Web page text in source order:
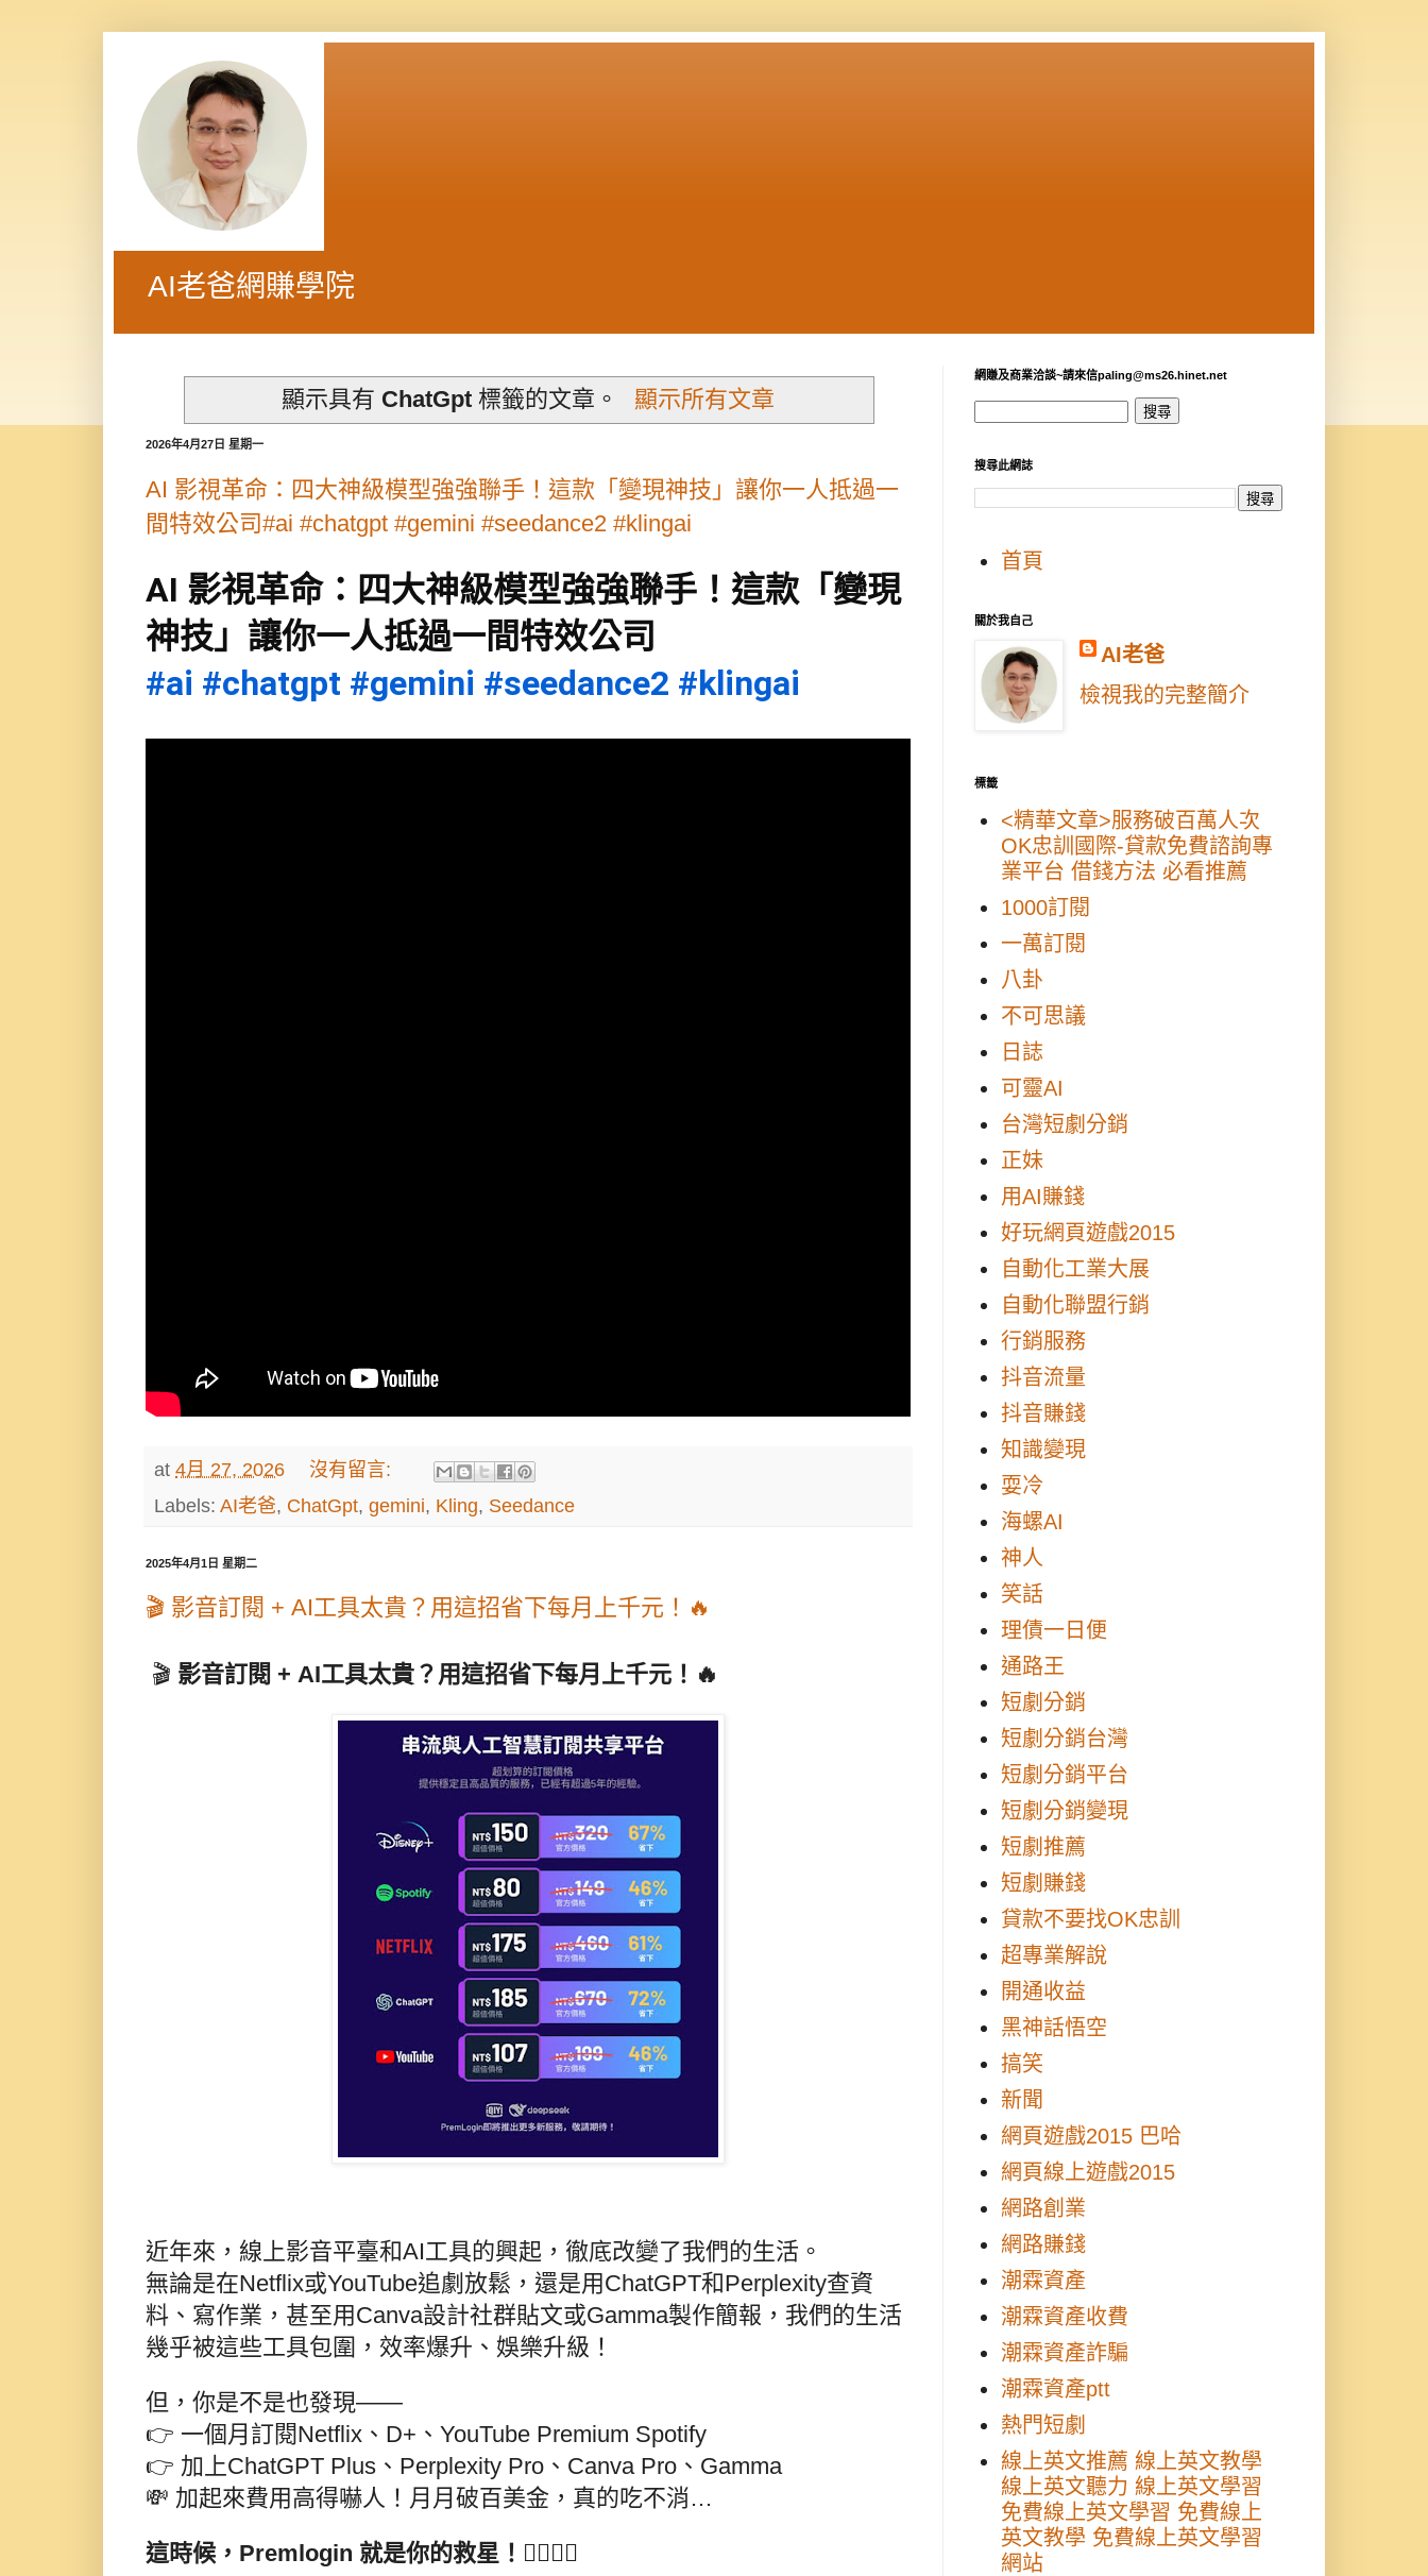
AI老爸網賺學院
顯示具有 ChatGpt 標籤的文章。 顯示所有文章
2026年4月27日 星期一
AI 影視革命：四大神級模型強強聯手！這款「變現神技」讓你一人抵過一
間特效公司#ai #chatgpt #gemini #seedance2 #klingai
AI 影視革命：四大神級模型強強聯手！這款「變現
神技」讓你一人抵過一間特效公司
#ai #chatgpt #gemini #seedance2 #klingai
at 4月 27, 2026
沒有留言:
Labels: AI老爸, ChatGpt, gemini, Kling, Seedance
2025年4月1日 星期二
🎬 影音訂閱 + AI工具太貴？用這招省下每月上千元！🔥
🎬 影音訂閱 + AI工具太貴？用這招省下每月上千元！🔥
近年來，線上影音平臺和AI工具的興起，徹底改變了我們的生活。
無論是在Netflix或YouTube追劇放鬆，還是用ChatGPT和Perplexity查資
料、寫作業，甚至用Canva設計社群貼文或Gamma製作簡報，我們的生活
幾乎被這些工具包圍，效率爆升、娛樂升級！
但，你是不是也發現——
👉 一個月訂閱Netflix、D+、YouTube Premium Spotify
👉 加上ChatGPT Plus、Perplexity Pro、Canva Pro、Gamma
💸 加起來費用高得嚇人！月月破百美金，真的吃不消…
這時候，Premlogin 就是你的救星！🦸‍♂️🦸‍♀️
網賺及商業洽談~請來信paling@ms26.hinet.net
搜尋此網誌
首頁
關於我自己
AI老爸
檢視我的完整簡介
標籤
<精華文章>服務破百萬人次
OK忠訓國際-貸款免費諮詢專
業平台 借錢方法 必看推薦
1000訂閱
一萬訂閱
八卦
不可思議
日誌
可靈AI
台灣短劇分銷
正妹
用AI賺錢
好玩網頁遊戲2015
自動化工業大展
自動化聯盟行銷
行銷服務
抖音流量
抖音賺錢
知識變現
耍冷
海螺AI
神人
笑話
理債一日便
通路王
短劇分銷
短劇分銷台灣
短劇分銷平台
短劇分銷變現
短劇推薦
短劇賺錢
貸款不要找OK忠訓
超專業解說
開通收益
黑神話悟空
搞笑
新聞
網頁遊戲2015 巴哈
網頁線上遊戲2015
網路創業
網路賺錢
潮霖資產
潮霖資產收費
潮霖資產詐騙
潮霖資產ptt
熱門短劇
線上英文推薦 線上英文教學
線上英文聽力 線上英文學習
免費線上英文學習 免費線上
英文教學 免費線上英文學習
網站